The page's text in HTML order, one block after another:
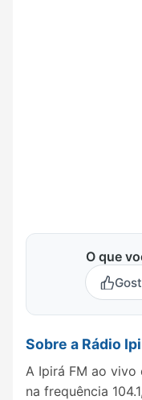
O que
Sobre a Rádio
A Ipirá FM ao vivo
na frequência